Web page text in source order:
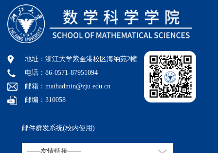
地址：浙江大学紫金港校区海纳苑2幢
电话：86-0571-87951094
邮箱：mathadmin@zju.edu.cn
邮编：310058
邮件群发系统(校内使用)